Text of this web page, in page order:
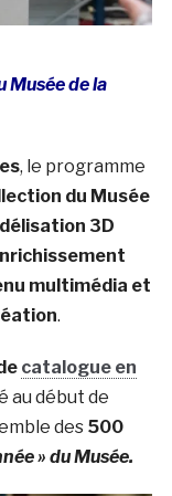
Musée de la
, le programme
du Musée
3D
multimédia et
.
catalogue en
au début de
des 500
» du Musée.